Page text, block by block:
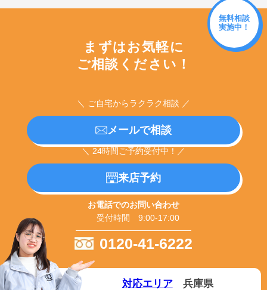
無料相談
実施中！
まずはお気軽に
ご相談ください！
＼ ご自宅からラクラク相談 ／
メールで相談
＼ 24時間ご予約受付中！／
来店予約
お電話でのお問い合わせ
受付時間 9:00-17:00
0120-41-6222
対応エリア兵庫県